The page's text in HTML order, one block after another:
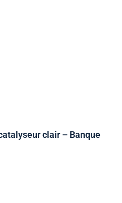
clair – Banque